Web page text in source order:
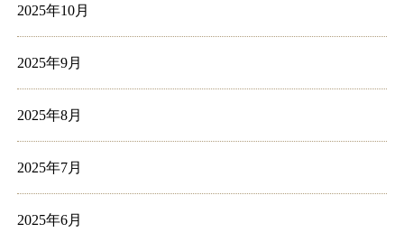
2025年10月
2025年9月
2025年8月
2025年7月
2025年6月